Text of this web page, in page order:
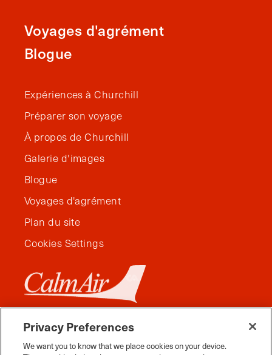
Voyages d'agrément
Blogue
Expériences à Churchill
Préparer son voyage
À propos de Churchill
Galerie d'images
Blogue
Voyages d'agrément
Plan du site
Cookies Settings
Privacy Preferences
We want you to know that we place cookies on your device.